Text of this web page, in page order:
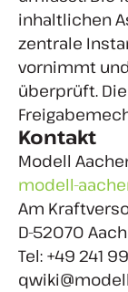
inhaltlichen
zentrale
vornimmt
überprüft.
Kontakt
Modell
modell-
Am
D-52070
Tel: +49 241